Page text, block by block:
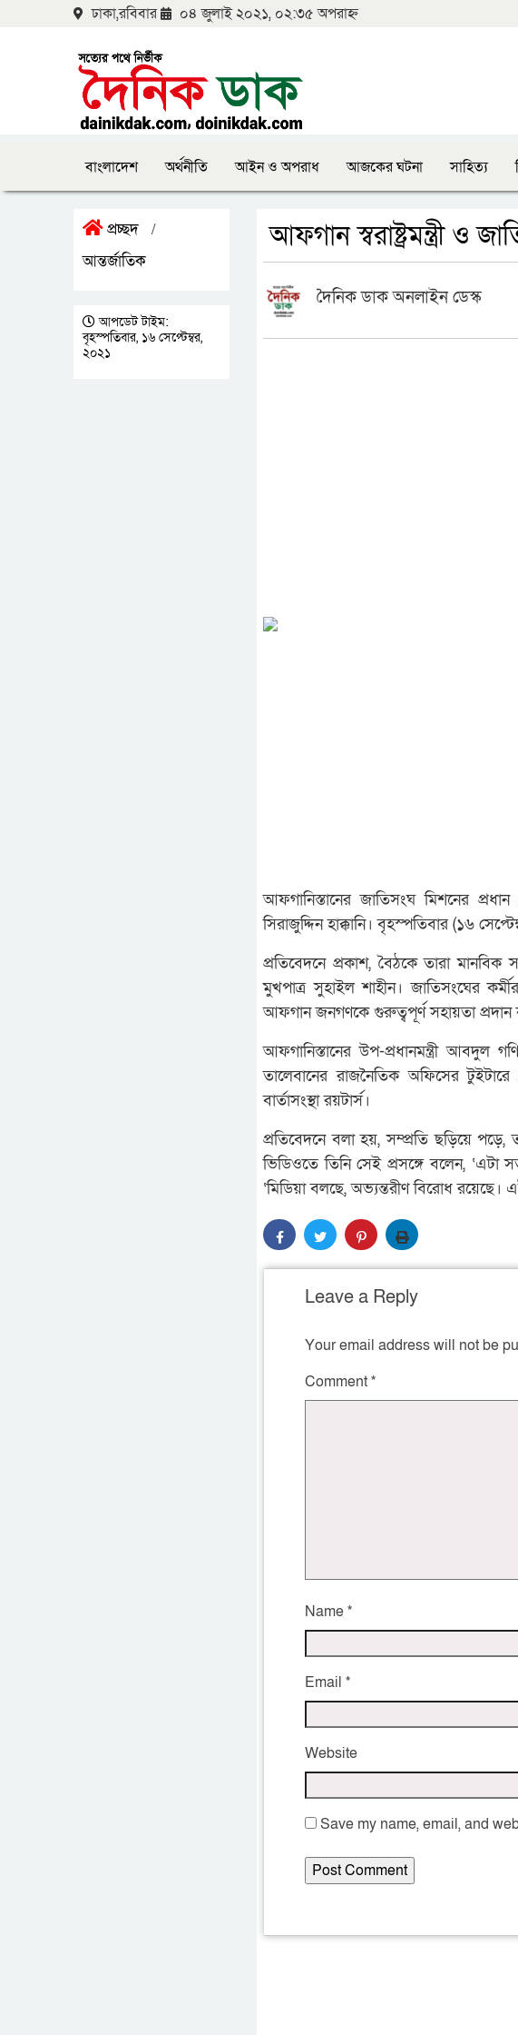
ঢাকা,রবিবার ০৪ জুলাই ২০২১, ০২:৩৫ অপরাহ্ন
বাংলাদেশ অর্থনীতি আইন ও অপরাধ আজকের ঘটনা সাহিত্য
প্রচ্ছদ /
আন্তর্জাতিক
আপডেট টাইম:
বৃহস্পতিবার, ১৬ সেপ্টেম্বর,
২০২১
আফগান স্বরাষ্ট্রমন্ত্রী ও
দৈনিক ডাক অনলাইন ডেস্ক
আফগানিস্তানের জাতিসংঘ মিশনের প্রধান
সিরাজুদ্দিন হাক্কানি। বৃহস্পতিবার (১৬
প্রতিবেদনে প্রকাশ, বৈঠকে তারা
মুখপাত্র সুহাইল শাহীন। জাতিসংঘের
আফগান জনগণকে গুরুত্বপূর্ণ সহায়তা প্রদান
আফগানিস্তানের উপ-প্রধানমন্ত্রী আবদুল
তালেবানের রাজনৈতিক অফিসের
বার্তাসংস্থা রয়টার্স।
প্রতিবেদনে বলা হয়, সম্প্রতি ছড়িয়ে পড়ে,
ভিডিওতে তিনি সেই প্রসঙ্গে বলেন,
‘মিডিয়া বলছে, অভ্যন্তরীণ বিরোধ রয়েছে।
Leave a Reply
Your email address will not be
Comment*
Name*
Email *
Website
Save my name, email, and